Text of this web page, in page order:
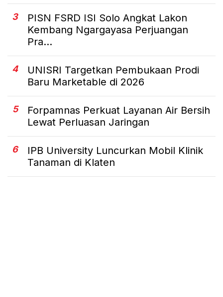
3
PISN FSRD ISI Solo Angkat Lakon
Kembang Ngargayasa Perjuangan
Pra...
4
UNISRI Targetkan Pembukaan Prodi
Baru Marketable di 2026
5
Forpamnas Perkuat Layanan Air Bersih
Lewat Perluasan Jaringan
6
IPB University Luncurkan Mobil Klinik
Tanaman di Klaten